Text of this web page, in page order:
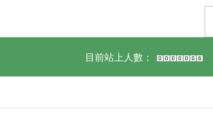
目前站上人數：